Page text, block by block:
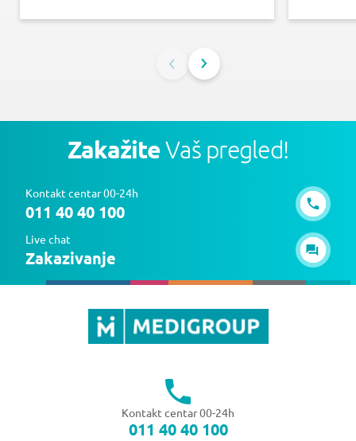
ZakažiteVaš pregled!
Kontakt centar 00-24h
011 40 40 100
Live chat
Zakazivanje
Kontakt centar 00-24h
011 40 40 100